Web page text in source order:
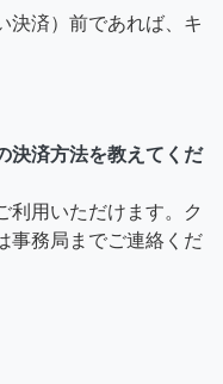
決済）前であれば、キ
決済方法を教えてくだ
利用いただけます。ク
事務局までご連絡くだ